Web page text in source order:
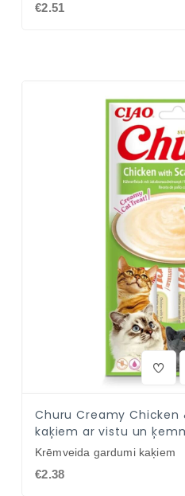
€2.51
Churu Creamy Chicken
kaķiem ar vistu un
Krēmveida gardumi kaķiem
€2.38